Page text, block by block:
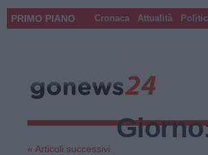
PRIMO PIANO Cronaca Attualità
« Articoli successivi